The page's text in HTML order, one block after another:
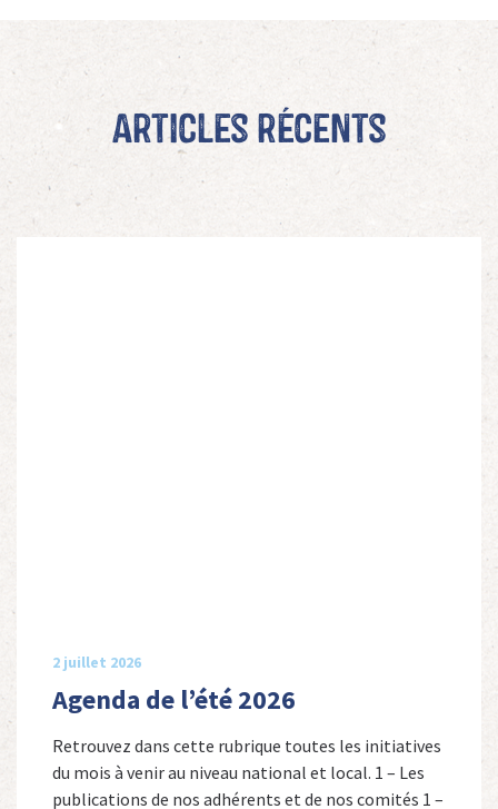
Articles récents
2 juillet 2026
Agenda de l’été 2026
Retrouvez dans cette rubrique toutes les initiatives
du mois à venir au niveau national et local. 1 – Les
publications de nos adhérents et de nos comités 1 –